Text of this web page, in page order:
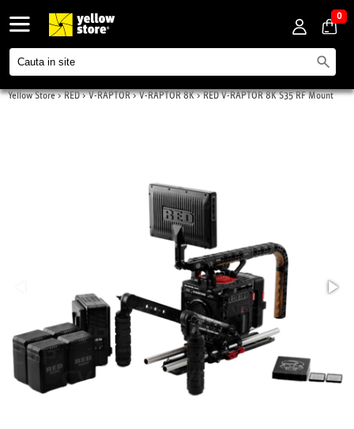
0
Yellow Store>RED>V-RAPTOR>V-RAPTOR 8K>RED V-RAPTOR 8K S35 RF Mount